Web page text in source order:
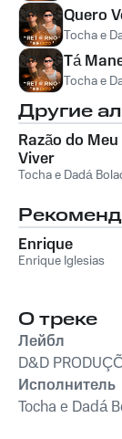
Quero
Tocha e
Tá
Tocha e
Другие
Razão do Meu
Viver
Tocha e Dadá
Enrique
Enrique Iglesias
О треке
Лейбл
D&D
Исполнитель
Tocha e Dadá